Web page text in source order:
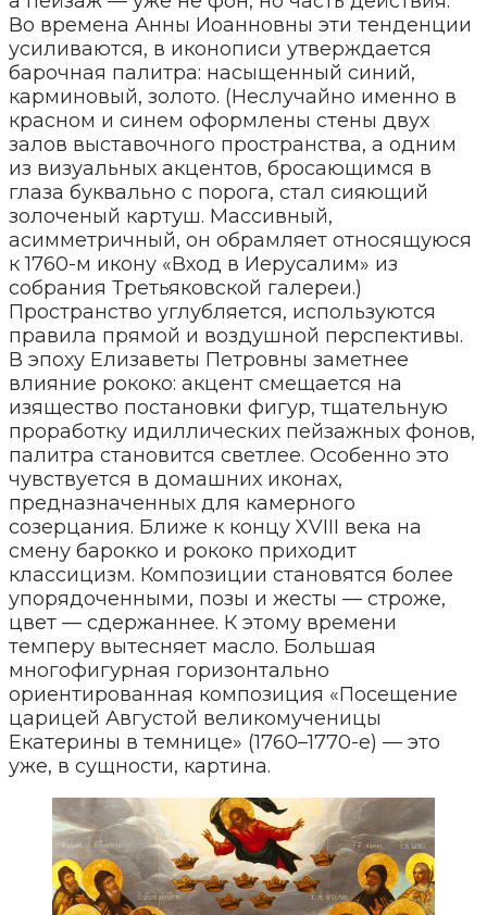
Во времена Анны Иоанновны эти тенденции
усиливаются, в иконописи утверждается
барочная палитра: насыщенный синий,
карминовый, золото. (Неслучайно именно в
красном и синем оформлены стены двух
залов выставочного пространства, а одним
из визуальных акцентов, бросающимся в
глаза буквально с порога, стал сияющий
золоченый картуш. Массивный,
асимметричный, он обрамляет относящуюся
к 1760-м икону «Вход в Иерусалим» из
собрания Третьяковской галереи.)
Пространство углубляется, используются
правила прямой и воздушной перспективы.
В эпоху Елизаветы Петровны заметнее
влияние рококо: акцент смещается на
изящество постановки фигур, тщательную
проработку идиллических пейзажных фонов,
палитра становится светлее. Особенно это
чувствуется в домашних иконах,
предназначенных для камерного
созерцания. Ближе к концу XVIII века на
смену барокко и рококо приходит
классицизм. Композиции становятся более
упорядоченными, позы и жесты — строже,
цвет — сдержаннее. К этому времени
темперу вытесняет масло. Большая
многофигурная горизонтально
ориентированная композиция «Посещение
царицей Августой великомученицы
Екатерины в темнице» (1760–1770-е) — это
уже, в сущности, картина.